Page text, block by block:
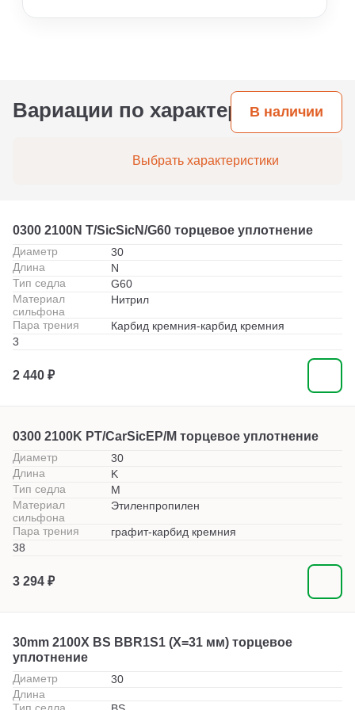
максимизировать ресурс.
Вариации по характеристикам
В наличии
Выбрать характеристики
0300 2100N T/SicSicN/G60 торцевое уплотнение
Диаметр
30
Длина
N
Тип седла
G60
Материал
сильфона
Нитрил
Пара трения
Карбид кремния-карбид кремния
3
2 440 ₽
0300 2100K PT/CarSicEP/M торцевое уплотнение
Диаметр
30
Длина
K
Тип седла
M
Материал
сильфона
Этиленпропилен
Пара трения
графит-карбид кремния
38
3 294 ₽
30mm 2100X BS BBR1S1 (X=31 мм) торцевое
уплотнение
Диаметр
30
Длина